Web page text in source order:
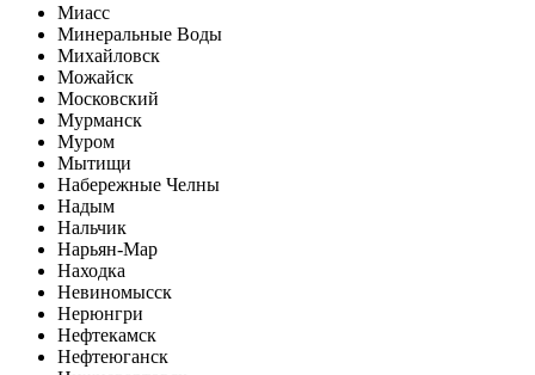
Миасс
Минеральные Воды
Михайловск
Можайск
Московский
Мурманск
Муром
Мытищи
Набережные Челны
Надым
Нальчик
Нарьян-Мар
Находка
Невиномысск
Нерюнгри
Нефтекамск
Нефтеюганск